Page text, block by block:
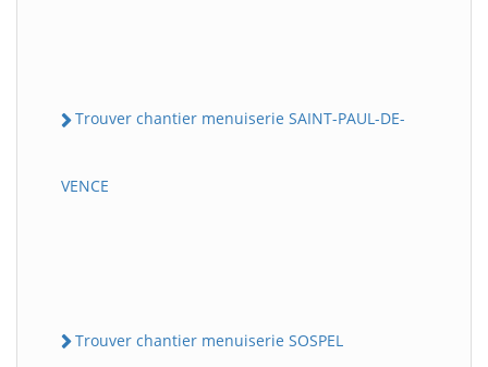
Trouver chantier menuiserie SAINT-PAUL-DE-
VENCE
Trouver chantier menuiserie SOSPEL